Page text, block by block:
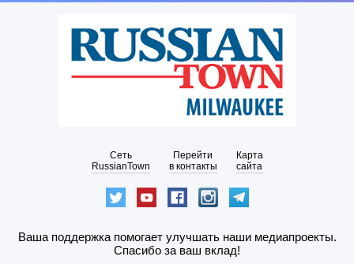
Сеть
RussianTown
Перейти
в контакты
Карта
сайта
Ваша поддержка помогает улучшать наши медиапроекты.
Спасибо за ваш вклад!